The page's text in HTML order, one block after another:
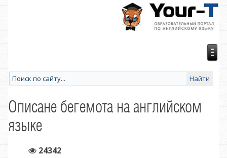
Описане бегемота на английском
языке
24342